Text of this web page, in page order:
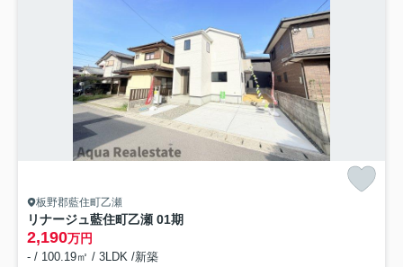
板野郡藍住町乙瀬
リナージュ藍住町乙瀬 01期
2,190万円
- / 100.19㎡ / 3LDK /新築